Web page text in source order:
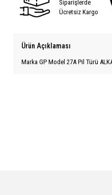
Siparişlerde
Ücretsiz Kargo
Ürün Açıklaması
Marka GP Model 27A Pil Türü